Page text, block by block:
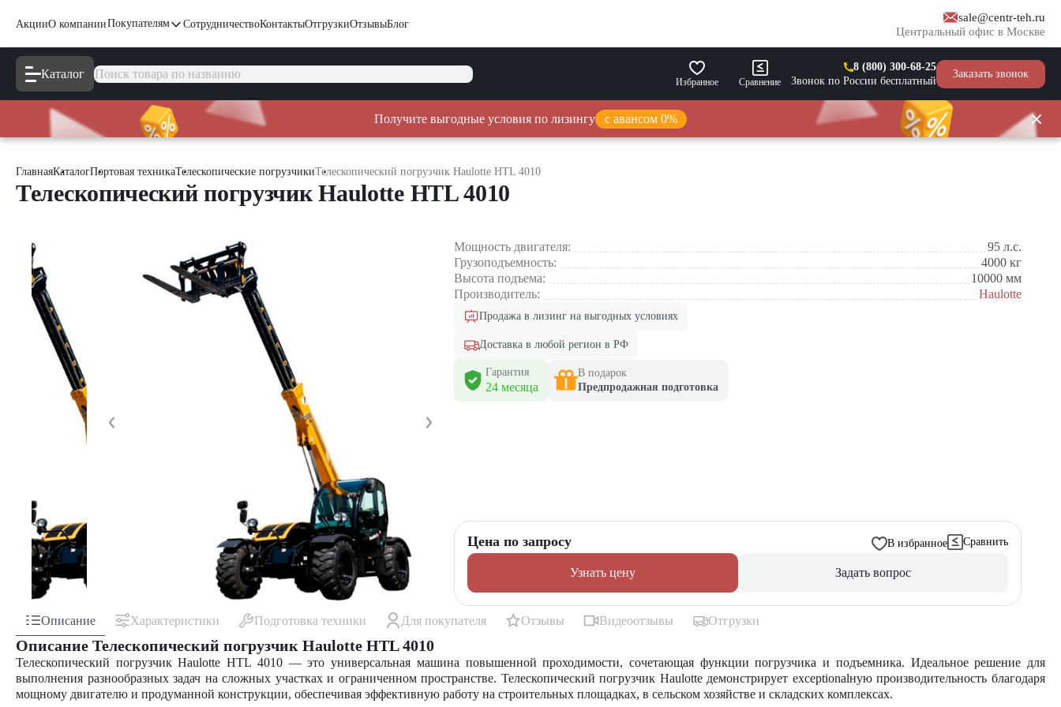
АкцииО компанииПокупателям СотрудничествоКонтактыОтгрузкиОтзывыБлог
sale@centr-teh.ru
Центральный офис в Москве
Каталог
Избранное Сравнение
8 (800) 300-68-25
Звонок по России бесплатный
Заказать звонок
Получите выгодные условия по лизингу с авансом 0%
ГлавнаяКаталогПортовая техникаТелескопические погрузчикиТелескопический погрузчик Haulotte HTL 4010
Телескопический погрузчик Haulotte HTL 4010
Мощность двигателя: 95 л.с.
Грузоподъемность:
4000 кг
Высота подъема:
10000 мм
Производитель:
Haulotte
Продажа в лизинг на выгодных условиях
Доставка в любой регион в РФ
Гарантия
24 месяца
В подарок
Предпродажная подготовка
Цена по запросу В избранное Сравнить
Узнать цену Задать вопрос
Описание Характеристики Подготовка техники Для покупателя Отзывы Видеоотзывы Отгрузки
Описание Телескопический погрузчик Haulotte HTL 4010
Телескопический погрузчик Haulotte HTL 4010 — это универсальная машина повышенной проходимости, сочетающая функции погрузчика и подъемника. Идеальное решение для
выполнения разнообразных задач на сложных участках и ограниченном пространстве. Телескопический погрузчик Haulotte демонстрирует exceptionalную производительность благодаря
мощному двигателю и продуманной конструкции, обеспечивая эффективную работу на строительных площадках, в сельском хозяйстве и складских комплексах.